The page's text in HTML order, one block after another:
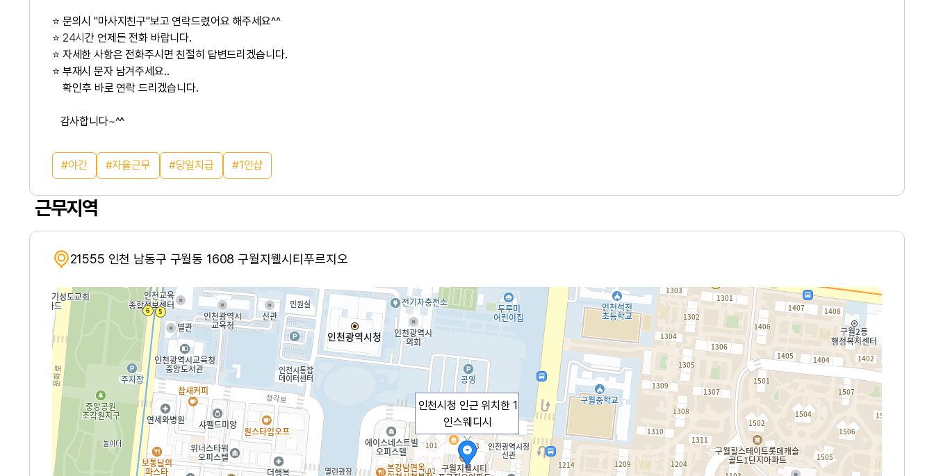
⭐ 문의시 "마사지친구"보고 연락드렸어요 해주세요^^
⭐ 24시간 언제든 전화 바랍니다.
⭐ 자세한 사항은 전화주시면 친절히 답변드리겠습니다.
⭐ 부재시 문자 남겨주세요..
확인후 바로 연락 드리겠습니다.
감사합니다~^^
야간 자율근무 당일지급 1인샵
근무지역
21555 인천 남동구 구월동 1608 구월지웰시티푸르지오
인천시청 인근 위치한 1
인스웨디시